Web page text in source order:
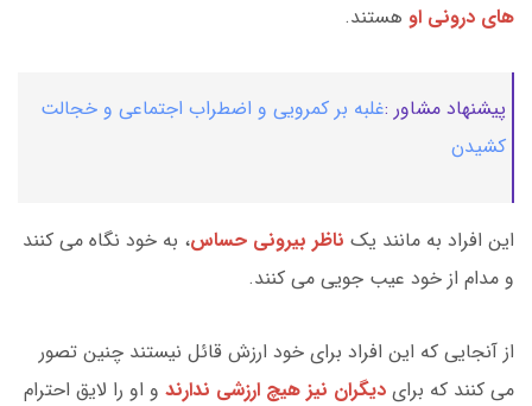
های درونی او هستند.
پیشنهاد مشاور :غلبه بر کمرویی و اضطراب اجتماعی و خجالت
کشیدن
این افراد به مانند یک ناظر بیرونی حساس، به خود نگاه می کنند
و مدام از خود عیب جویی می کنند.
از آنجایی که این افراد برای خود ارزش قائل نیستند چنین تصور
می کنند که برای دیگران نیز هیچ ارزشی ندارند و او را لایق احترام